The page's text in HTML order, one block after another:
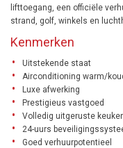
lifttoegang, een officiële
strand, golf, winkels en
Kenmerken
Uitstekende staat
Airconditioning warm/
Luxe afwerking
Prestigieus vastgoed
Volledig uitgeruste
24-uurs
Goed verhuurpotentieel